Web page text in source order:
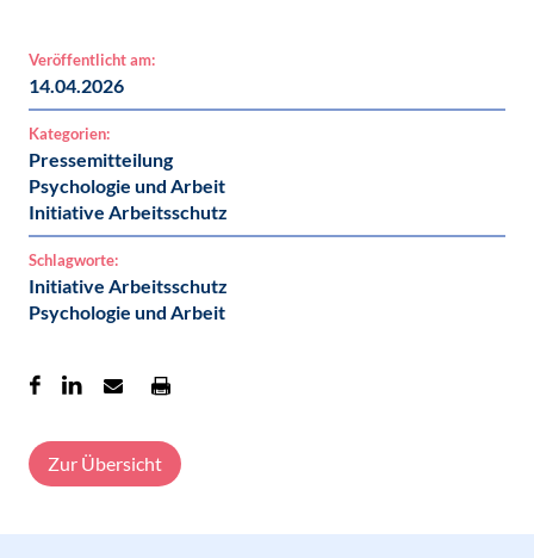
Veröffentlicht am:
14.04.2026
Kategorien:
Pressemitteilung
Psychologie und Arbeit
Initiative Arbeitsschutz
Schlagworte:
Initiative Arbeitsschutz
Psychologie und Arbeit
Zur Übersicht